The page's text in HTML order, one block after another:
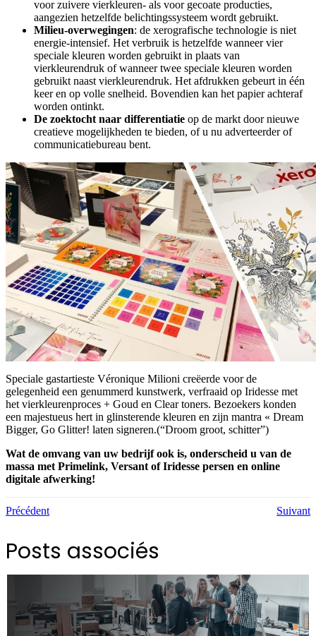
voor zuivere vierkleuren- als voor gecoate producties,
aangezien hetzelfde belichtingssysteem wordt gebruikt.
Milieu-overwegingen: de xerografische technologie is niet
energie-intensief. Het verbruik is hetzelfde wanneer vier
speciale kleuren worden gebruikt in plaats van
vierkleurendruk of wanneer twee speciale kleuren worden
gebruikt naast vierkleurendruk. Het afdrukken gebeurt in één
keer en op volle snelheid. Bovendien kan het papier achteraf
worden ontinkt.
De zoektocht naar differentiatie op de markt door nieuwe
creatieve mogelijkheden te bieden, of u nu adverteerder of
communicatiebureau bent.
Speciale gastartieste Véronique Milioni creëerde voor de
gelegenheid een genummerd kunstwerk, verfraaid op Iridesse met
het vierkleurenproces + Goud en Clear toners. Bezoekers konden
een majestueus hert in glinsterende kleuren en zijn mantra « Dream
Bigger, Go Glitter! laten signeren.(“Droom groot, schitter”)
Wat de omvang van uw bedrijf ook is, onderscheid u van de
massa met Primelink, Versant of Iridesse persen en online
digitale afwerking!
Précédent Suivant
Posts associés